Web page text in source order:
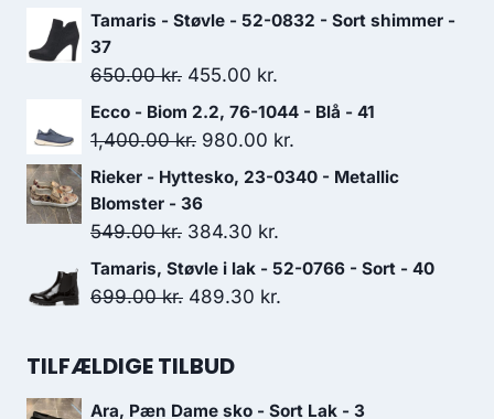
oprindelige
var:
1,500.00 kr..
aktuelle
1,050.00 kr..
Tamaris - Støvle - 52-0832 - Sort shimmer -
37
650.00kr. Den
oprindelige
pris
650.00 kr..
455.00 kr.
aktuelle
pris
Ecco - Biom 2.2, 76-1044 - Blå - 41
1,400.00kr. Den
oprindelige
pris
var:
1,400.00 kr..
980.00 kr.
aktuelle
980.00 kr..
Rieker - Hyttesko, 23-0340 - Metallic
Blomster - 36
549.00kr. Den
oprindelige
pris
384.30 kr.
aktuelle
Tamaris, Støvle i lak - 52-0766 - Sort - 40
699.00kr. Den
pris
489.30 kr.
TILFÆLDIGE TILBUD
Ara, Pæn Dame sko - Sort Lak - 3